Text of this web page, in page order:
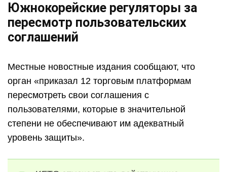
Южнокорейские регуляторы за
пересмотр пользовательских
соглашений
Местные новостные издания сообщают, что
орган «приказал 12 торговым платформам
пересмотреть свои соглашения с
пользователями, которые в значительной
степени не обеспечивают им адекватный
уровень защиты».